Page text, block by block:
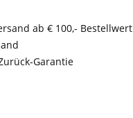
ab € 100,- Bestellwert
Garantie